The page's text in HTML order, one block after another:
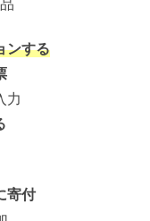
ンする
力
寄付